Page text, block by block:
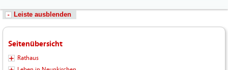
Leiste ausblenden
Seitenübersicht
Rathaus